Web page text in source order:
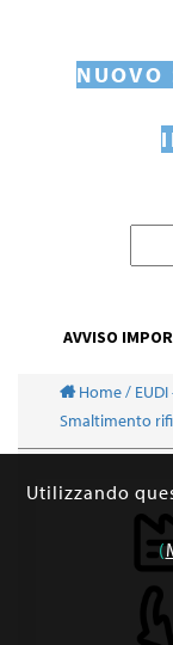
AVVISO
Home / EUDI
Smaltimento
Utilizzando
(